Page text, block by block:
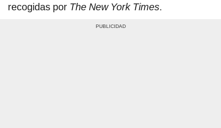
recogidas por The New York Times.